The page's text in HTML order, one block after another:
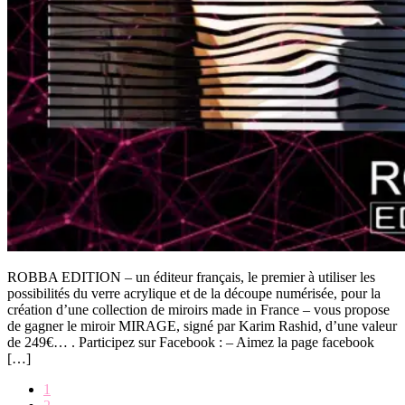
ROBBA EDITION – un éditeur français, le premier à utiliser les
possibilités du verre acrylique et de la découpe numérisée, pour la
création d’une collection de miroirs made in France – vous propose
de gagner le miroir MIRAGE, signé par Karim Rashid, d’une valeur
de 249€… . Participez sur Facebook : – Aimez la page facebook
[…]
Page
1